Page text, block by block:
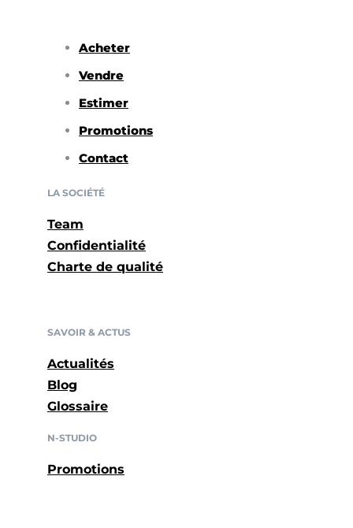
Acheter
Vendre
Estimer
Promotions
Contact
LA SOCIÉTÉ
Team
Confidentialité
Charte de qualité
SAVOIR & ACTUS
Actualités
Blog
Glossaire
N-STUDIO
Promotions